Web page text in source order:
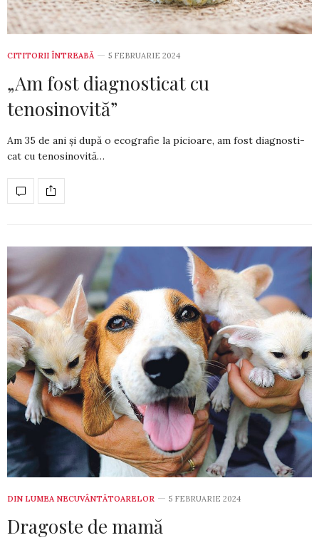
CITITORII ÎNTREABĂ 5 FEBRUARIE 2024
„Am fost diagnosticat cu
tenosinovită”
Am 35 de ani și după o ecografie la picioare, am fost diagnosti­
cat cu tenosi­novită…
DIN LUMEA NECUVÂNTĂTOARELOR 5 FEBRUARIE 2024
Dragoste de mamă